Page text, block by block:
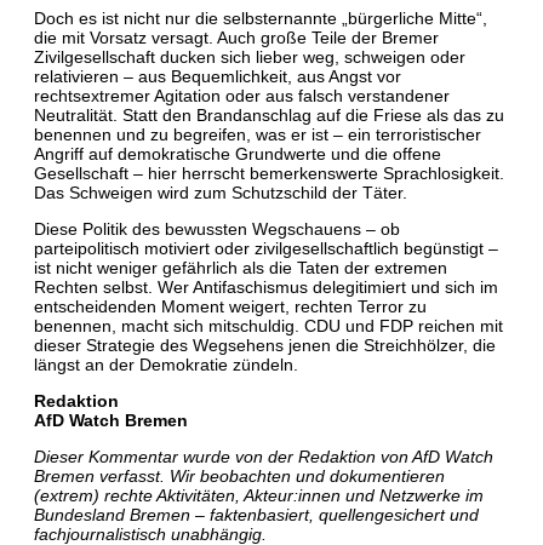
Doch es ist nicht nur die selbsternannte „bürgerliche Mitte“,
die mit Vorsatz versagt. Auch große Teile der Bremer
Zivilgesellschaft ducken sich lieber weg, schweigen oder
relativieren – aus Bequemlichkeit, aus Angst vor
rechtsextremer Agitation oder aus falsch verstandener
Neutralität. Statt den Brandanschlag auf die Friese als das zu
benennen und zu begreifen, was er ist – ein terroristischer
Angriff auf demokratische Grundwerte und die offene
Gesellschaft – hier herrscht bemerkenswerte Sprachlosigkeit.
Das Schweigen wird zum Schutzschild der Täter.
Diese Politik des bewussten Wegschauens – ob
parteipolitisch motiviert oder zivilgesellschaftlich begünstigt –
ist nicht weniger gefährlich als die Taten der extremen
Rechten selbst. Wer Antifaschismus delegitimiert und sich im
entscheidenden Moment weigert, rechten Terror zu
benennen, macht sich mitschuldig. CDU und FDP reichen mit
dieser Strategie des Wegsehens jenen die Streichhölzer, die
längst an der Demokratie zündeln.
Redaktion
AfD Watch Bremen
Dieser Kommentar wurde von der Redaktion von AfD Watch
Bremen verfasst. Wir beobachten und dokumentieren
(extrem) rechte Aktivitäten, Akteur:innen und Netzwerke im
Bundesland Bremen – faktenbasiert, quellengesichert und
fachjournalistisch unabhängig.